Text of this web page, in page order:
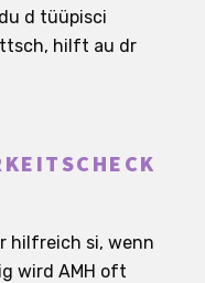
d tüüpisci
hilft au dr
hilfreich si, wenn
wird AMH oft